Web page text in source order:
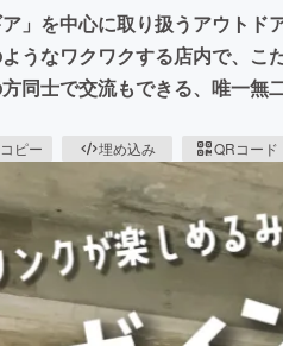
」を中心に取り扱うアウトド
うなワクワクする店内で、こ
同士で交流もできる、唯一無
ピー 埋め込み QRコード